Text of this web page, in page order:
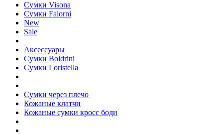
Сумки Visona
Сумки Falorni
New
Sale
Аксессуары
Сумки Boldrini
Сумки Loristella
Сумки через плечо
Кожаные клатчи
Кожаные сумки кросс боди